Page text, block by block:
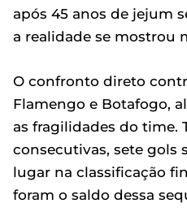
após 45 anos de jejum
a realidade se mostrou
O confronto direto
Flamengo e Botafogo,
as fragilidades do time.
consecutivas, sete gols
lugar na classificação
foram o saldo dessa